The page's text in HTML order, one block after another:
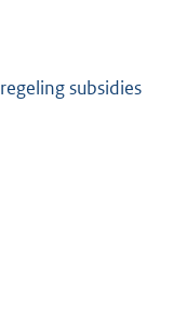
subsidies